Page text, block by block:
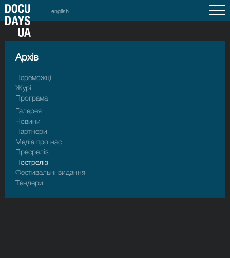
english
Архiв
Переможці
Журі
Програма
Галерея
Новини
Партнери
Медіа про нас
Пресрелiз
Пострелiз
Фестивальні видання
Тендери